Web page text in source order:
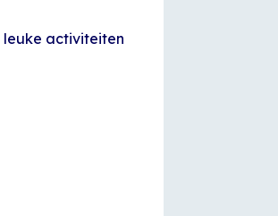
leuke activiteiten